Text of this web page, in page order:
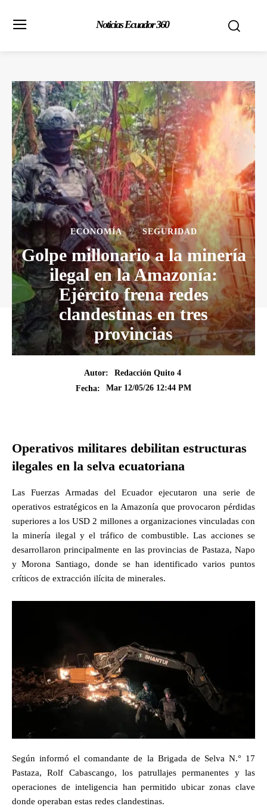
Noticias Ecuador 360
ECONOMÍA SEGURIDAD
Golpe millonario a la minería
ilegal en la Amazonía:
Ejército frena redes
clandestinas en tres
provincias
Autor:
Redacción Quito 4
Fecha:
Mar 12/05/26 12:44 PM
Operativos militares debilitan estructuras
ilegales en la selva ecuatoriana
Las Fuerzas Armadas del Ecuador ejecutaron una serie de
operativos estratégicos en la Amazonía que provocaron pérdidas
superiores a los USD 2 millones a organizaciones vinculadas con
la minería ilegal y el tráfico de combustible. Las acciones se
desarrollaron principalmente en las provincias de Pastaza, Napo
y Morona Santiago, donde se han identificado varios puntos
críticos de extracción ilícita de minerales.
Según informó el comandante de la Brigada de Selva N.° 17
Pastaza, Rolf Cabascango, los patrullajes permanentes y las
operaciones de inteligencia han permitido ubicar zonas clave
donde operaban estas redes clandestinas.